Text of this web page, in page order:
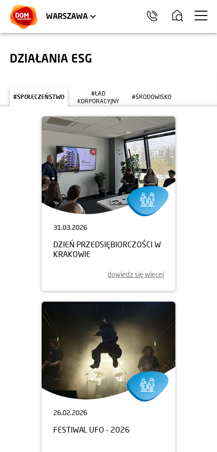
WARSZAWA
HEL
DZIAŁANIA ESG
#SPOŁECZEŃSTWO
#ŁAD
KORPORACYJNY
#ŚRODOWISKO
31.03.2026
DZIEŃ PRZEDSIĘBIORCZOŚCI W
KRAKOWIE
dowiedz się więcej
26.02.2026
FESTIWAL UFO - 2026